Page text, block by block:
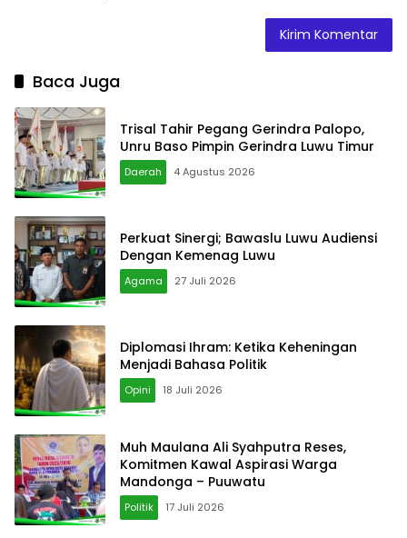
Baca Juga
Trisal Tahir Pegang Gerindra Palopo,
Unru Baso Pimpin Gerindra Luwu Timur
Daerah 4 Agustus 2026
Perkuat Sinergi; Bawaslu Luwu Audiensi
Dengan Kemenag Luwu
Agama 27 Juli 2026
Diplomasi Ihram: Ketika Keheningan
Menjadi Bahasa Politik
Opini 18 Juli 2026
‎Muh Maulana Ali Syahputra Reses,
Komitmen Kawal Aspirasi Warga
Mandonga – Puuwatu
Politik 17 Juli 2026